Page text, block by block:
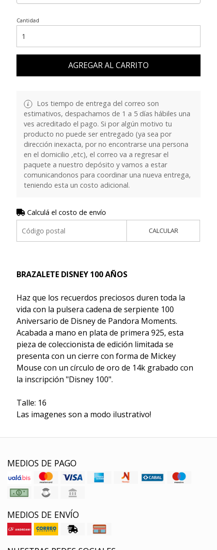
Cantidad
AGREGAR AL CARRITO
Los tiempo de entrega del correo son
estimativos, despachamos de 1 a 5 días hábiles una
ves acreditado el pago. Si por algún motivo tu
producto no puede ser entregado (ya sea por
dirección inexacta, por no encontrarse una persona
en el domicilio ,etc), el correo va a regresar el
paquete a nuestro depósito y vamos a estar
comunicandonos para coordinar una nueva entrega,
teniendo esta un costo adicional.
Calculá el costo de envío
CALCULAR
BRAZALETE DISNEY 100 AÑOS
Haz que los recuerdos preciosos duren toda la
vida con la pulsera cadena de serpiente 100
Aniversario de Disney de Pandora Moments.
Acabada a mano en plata de primera 925, esta
pieza de coleccionista de edición limitada se
presenta con un cierre con forma de Mickey
Mouse con un círculo de oro de 14k grabado con
la inscripción "Disney 100".
Talle: 16
Las imagenes son a modo ilustrativo!
MEDIOS DE PAGO
MEDIOS DE ENVÍO